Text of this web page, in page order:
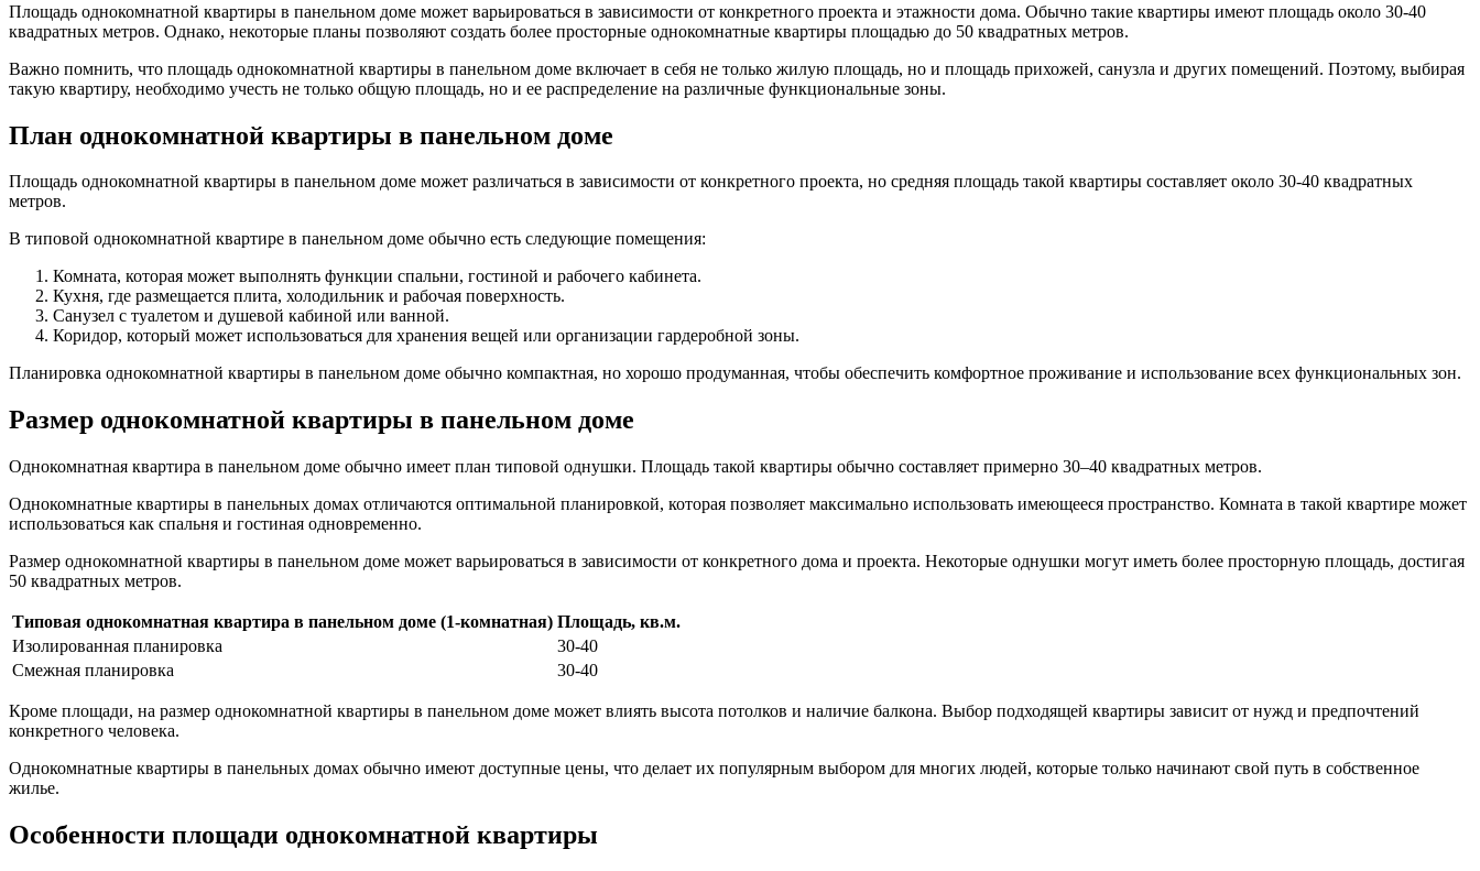
Площадь однокомнатной квартиры в панельном доме может варьироваться в зависимости от конкретного проекта и этажности дома. Обычно такие квартиры имеют площадь около 30-40
квадратных метров. Однако, некоторые планы позволяют создать более просторные однокомнатные квартиры площадью до 50 квадратных метров.
Важно помнить, что площадь однокомнатной квартиры в панельном доме включает в себя не только жилую площадь, но и площадь прихожей, санузла и других помещений. Поэтому, выбирая
такую квартиру, необходимо учесть не только общую площадь, но и ее распределение на различные функциональные зоны.
План однокомнатной квартиры в панельном доме
Площадь однокомнатной квартиры в панельном доме может различаться в зависимости от конкретного проекта, но средняя площадь такой квартиры составляет около 30-40 квадратных
метров.
В типовой однокомнатной квартире в панельном доме обычно есть следующие помещения:
Комната, которая может выполнять функции спальни, гостиной и рабочего кабинета.
Кухня, где размещается плита, холодильник и рабочая поверхность.
Санузел с туалетом и душевой кабиной или ванной.
Коридор, который может использоваться для хранения вещей или организации гардеробной зоны.
Планировка однокомнатной квартиры в панельном доме обычно компактная, но хорошо продуманная, чтобы обеспечить комфортное проживание и использование всех функциональных зон.
Размер однокомнатной квартиры в панельном доме
Однокомнатная квартира в панельном доме обычно имеет план типовой однушки. Площадь такой квартиры обычно составляет примерно 30–40 квадратных метров.
Однокомнатные квартиры в панельных домах отличаются оптимальной планировкой, которая позволяет максимально использовать имеющееся пространство. Комната в такой квартире может
использоваться как спальня и гостиная одновременно.
Размер однокомнатной квартиры в панельном доме может варьироваться в зависимости от конкретного дома и проекта. Некоторые однушки могут иметь более просторную площадь, достигая
50 квадратных метров.
Типовая однокомнатная квартира в панельном доме (1-комнатная) Площадь, кв.м.
Изолированная планировка
30-40
Смежная планировка
30-40
Кроме площади, на размер однокомнатной квартиры в панельном доме может влиять высота потолков и наличие балкона. Выбор подходящей квартиры зависит от нужд и предпочтений
конкретного человека.
Однокомнатные квартиры в панельных домах обычно имеют доступные цены, что делает их популярным выбором для многих людей, которые только начинают свой путь в собственное
жилье.
Особенности площади однокомнатной квартиры